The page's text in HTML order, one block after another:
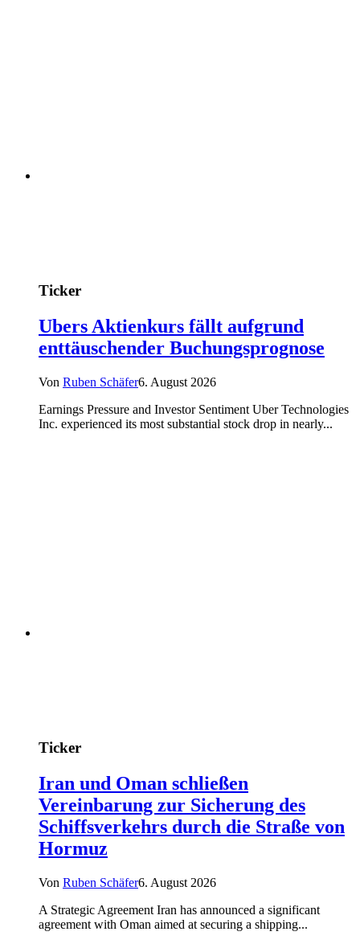
Ticker
Ubers Aktienkurs fällt aufgrund
enttäuschender Buchungsprognose
Von Ruben Schäfer6. August 2026
Earnings Pressure and Investor Sentiment Uber Technologies
Inc. experienced its most substantial stock drop in nearly...
Ticker
Iran und Oman schließen
Vereinbarung zur Sicherung des
Schiffsverkehrs durch die Straße von
Hormuz
Von Ruben Schäfer6. August 2026
A Strategic Agreement Iran has announced a significant
agreement with Oman aimed at securing a shipping...